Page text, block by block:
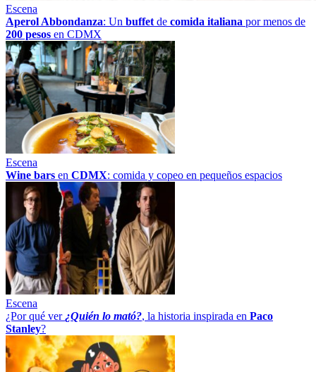
Escena
Aperol Abbondanza: Un buffet de comida italiana por menos de
200 pesos en CDMX
Escena
Wine bars en CDMX: comida y copeo en pequeños espacios
Escena
¿Por qué ver ¿Quién lo mató?, la historia inspirada en Paco
Stanley?